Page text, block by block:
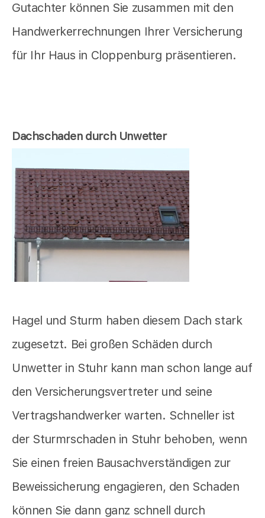
Gutachter können Sie zusammen mit den
Handwerkerrechnungen Ihrer Versicherung
für Ihr Haus in Cloppenburg präsentieren.
Dachschaden durch Unwetter
Hagel und Sturm haben diesem Dach stark
zugesetzt. Bei großen Schäden durch
Unwetter in Stuhr kann man schon lange auf
den Versicherungsvertreter und seine
Vertragshandwerker warten. Schneller ist
der Sturmrschaden in Stuhr behoben, wenn
Sie einen freien Bausachverständigen zur
Beweissicherung engagieren, den Schaden
können Sie dann ganz schnell durch